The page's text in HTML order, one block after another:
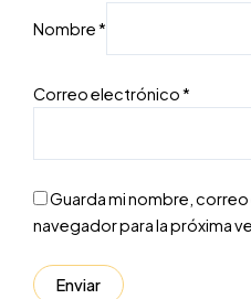
Nombre*
Correo electrónico*
Guarda mi nombre,
navegador para la próxima